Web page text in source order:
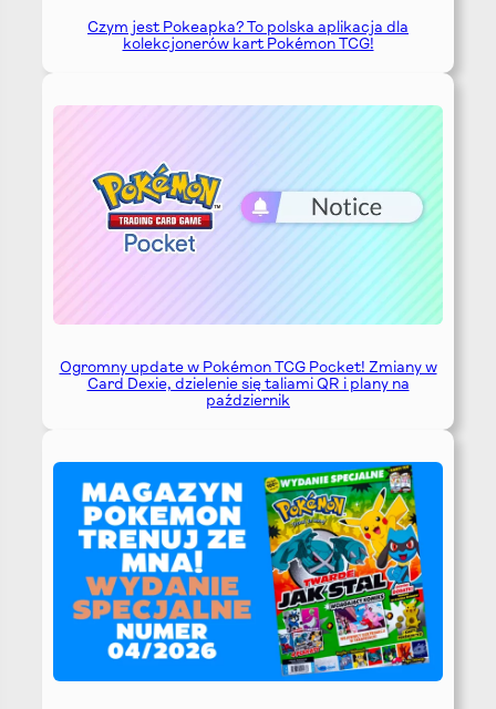
Czym jest Pokeapka? To polska aplikacja dla
kolekcjonerów kart Pokémon TCG!
Ogromny update w Pokémon TCG Pocket! Zmiany w
Card Dexie, dzielenie się taliami QR i plany na
październik